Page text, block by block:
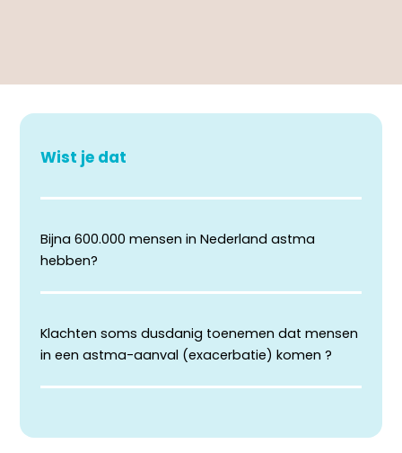
Wist je dat
Bijna 600.000 mensen in Nederland astma
hebben?
Klachten soms dusdanig toenemen dat mensen
in een astma-aanval (exacerbatie) komen ?​